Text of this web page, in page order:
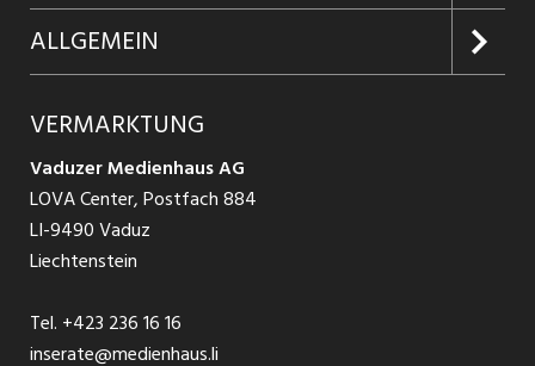
Firmen entdecken
Jobs in Graubünden
Jobs in St. Gallen
Jobs in Glarus
Jobs in der Südostschweiz
Temporär Jobs
Inserieren
Produkte
Schnittstelle
Glossar
Ratgeber Bewerbung / Rekrutierung
ALLGEMEIN
AGB
Datenschutzbestimmungen
Nutzungsbedingungen
Impressum
VERMARKTUNG
Vaduzer Medienhaus AG
LOVA Center, Postfach 884
LI-9490 Vaduz
Liechtenstein
Tel. +423 236 16 16
inserate@medienhaus.li